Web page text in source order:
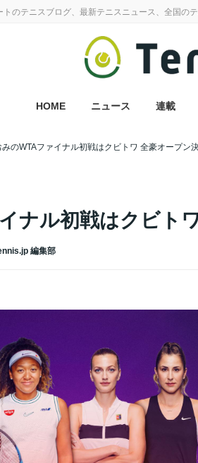
のテニスブログ、最新テニスニュース、全国の
HOME ニュース 連載
ナル初戦はクビト
編集部
みのWTAファイナル初戦はクビトワ 全豪オープン